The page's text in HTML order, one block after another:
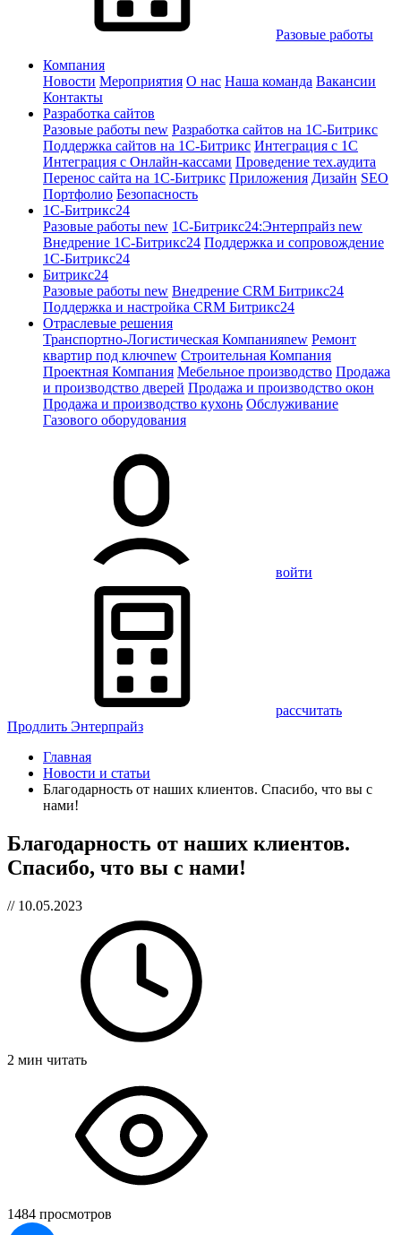
Разовые работы
Компания
Новости Мероприятия О нас Наша команда Вакансии
Контакты
Разработка сайтов
Разовые работы new Разработка сайтов на 1С-Битрикс
Поддержка сайтов на 1С-Битрикс Интеграция с 1С
Интеграция с Онлайн-кассами Проведение тех.аудита
Перенос сайта на 1С-Битрикс Приложения Дизайн SEO
Портфолио Безопасность
1C-Битрикс24
Разовые работы new 1С-Битрикс24:Энтерпрайз new
Внедрение 1C-Битрикс24 Поддержка и сопровождение
1С-Битрикс24
Битрикс24
Разовые работы new Внедрение CRM Битрикс24
Поддержка и настройка CRM Битрикс24
Отраслевые решения
Транспортно-Логистическая Компанияnew Ремонт
квартир под ключnew Строительная Компания
Проектная Компания Мебельное производство Продажа
и производство дверей Продажа и производство окон
Продажа и производство кухонь Обслуживание
Газового оборудования
войти
рассчитать
Продлить Энтерпрайз
Главная
Новости и статьи
Благодарность от наших клиентов. Спасибо, что вы с
нами!
Благодарность от наших клиентов.
Спасибо, что вы с нами!
// 10.05.2023
2 мин читать
1484 просмотров